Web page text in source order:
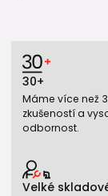
30+
Máme více než
zkušeností a
odbornost.
Velké